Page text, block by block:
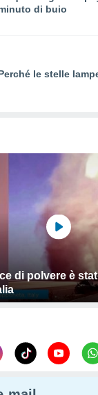
di buio
le stelle
di polvere è